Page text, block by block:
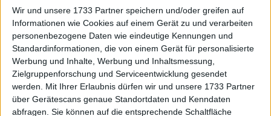
Wir und unsere 1733 Partner speichern und/oder greifen auf
Informationen wie Cookies auf einem Gerät zu und verarbeiten
personenbezogene Daten wie eindeutige Kennungen und
Standardinformationen, die von einem Gerät für personalisierte
Werbung und Inhalte, Werbung und Inhaltsmessung,
Zielgruppenforschung und Serviceentwicklung gesendet
werden. Mit Ihrer Erlaubnis dürfen wir und unsere 1733 Partner
über Gerätescans genaue Standortdaten und Kenndaten
abfragen. Sie können auf die entsprechende Schaltfläche
Aber wenn Sie die Maschinerie des Frauentennis
aufmerksam verfolgt haben, werden Sie verstehen,
warum dieser kometenhafte Aufstieg mit einem
blinkenden roten Warnlicht einhergehen sollte. Die